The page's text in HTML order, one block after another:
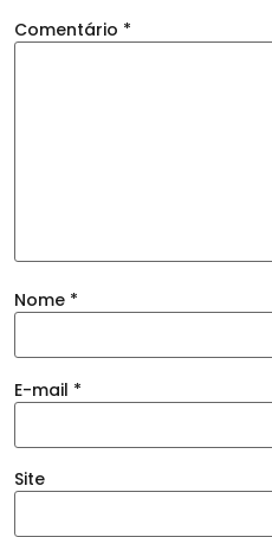
Comentário *
Nome *
E-mail *
Site